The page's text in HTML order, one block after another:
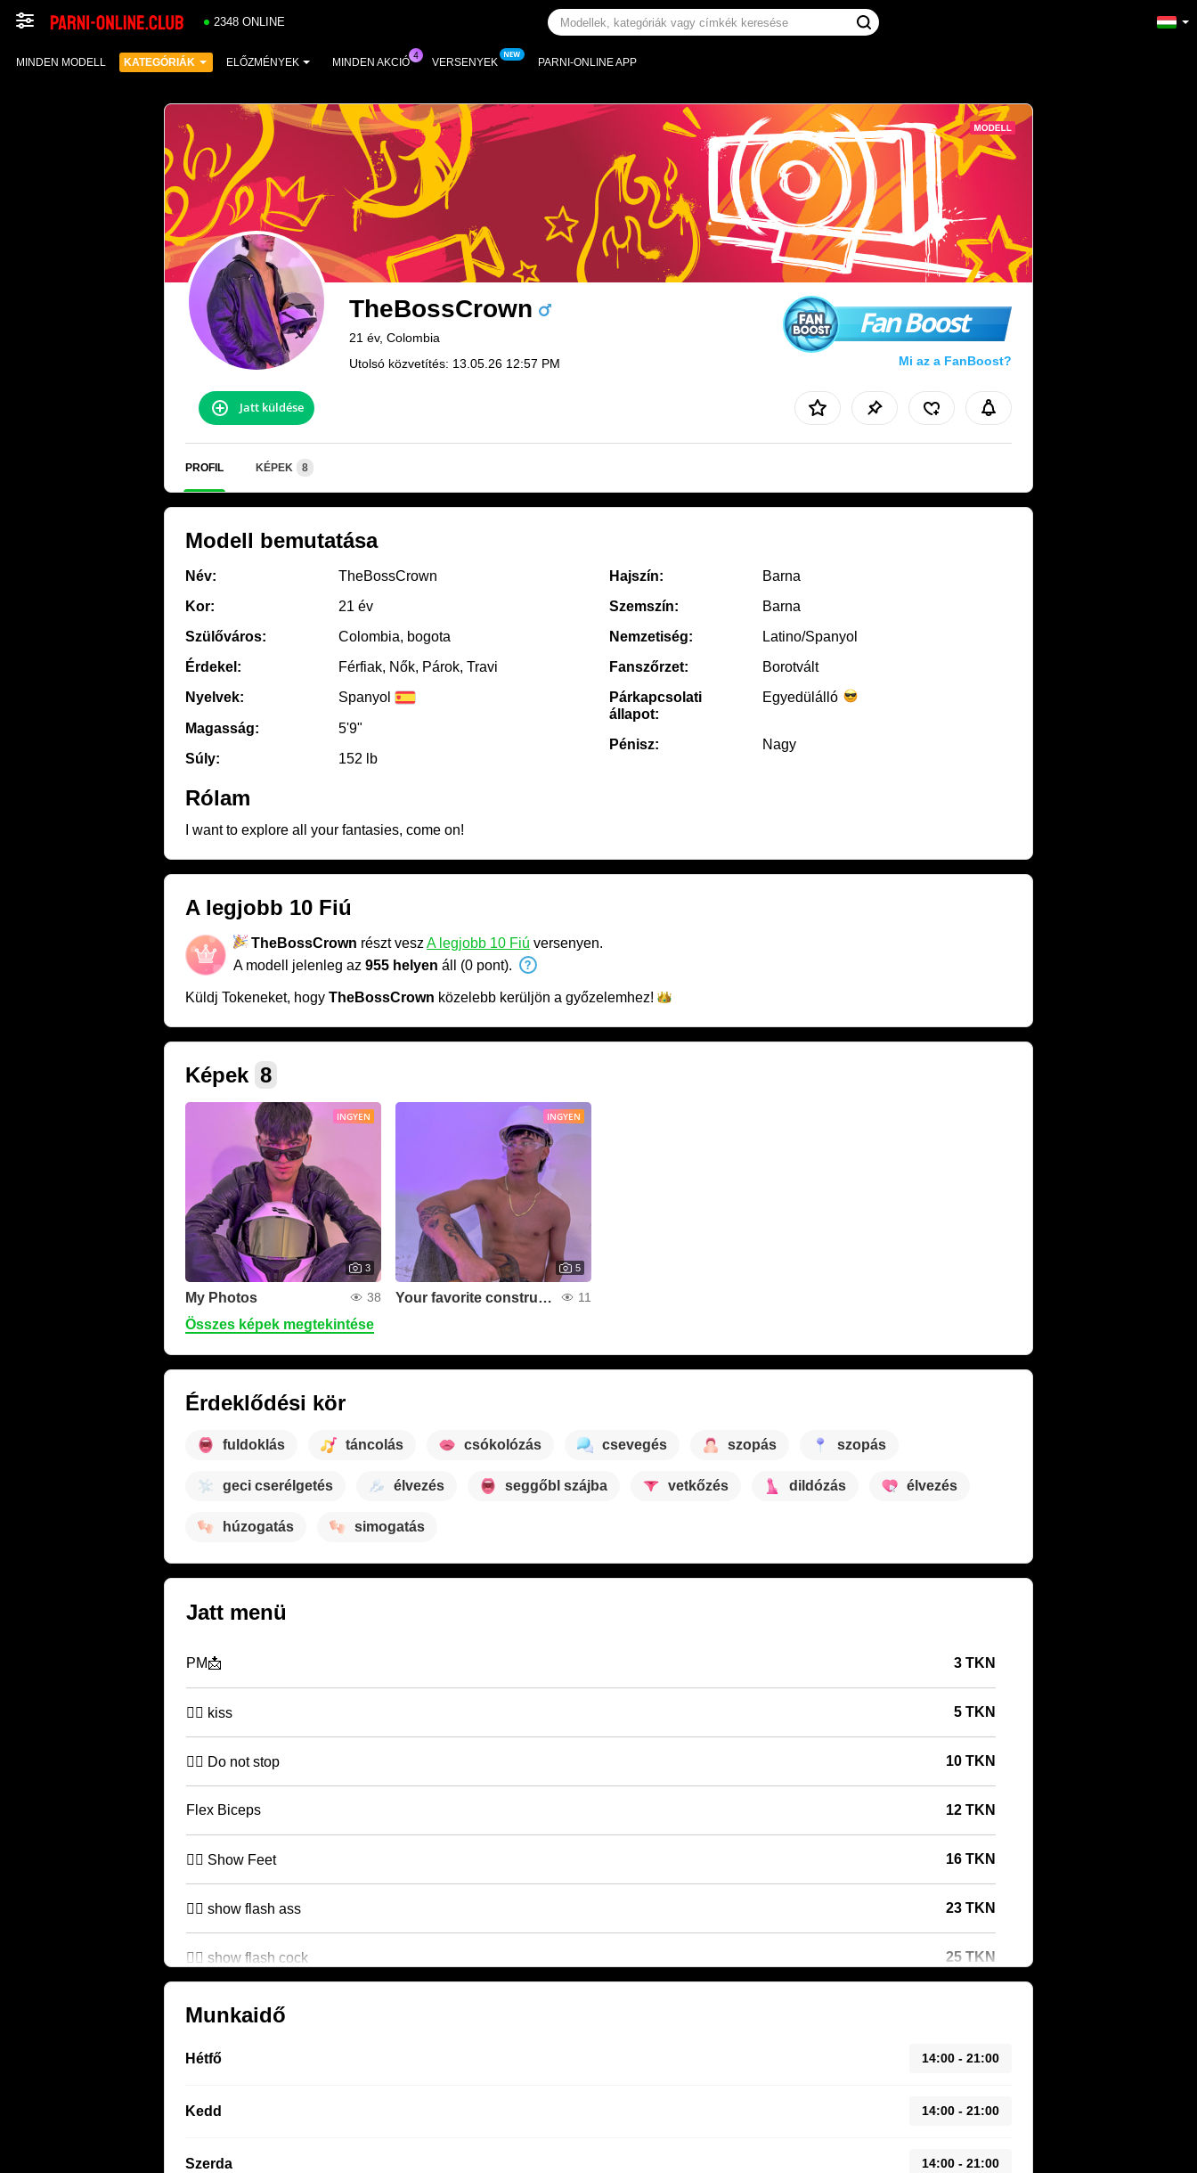
2348 ONLINE
MINDEN MODELL KATEGÓRIÁK ELŐZMÉNYEK MINDEN AKCIÓ VERSENYEK PARNI-ONLINE APP
TheBossCrown
21 év, Colombia
Utolsó közvetítés: 13.05.26 12:57 PM
Fan Boost
Mi az a FanBoost?
Jatt küldése
PROFIL KÉPEK 8
Modell bemutatása
Név:
TheBossCrown
Kor:
21 év
Szülőváros:
Colombia, bogota
Érdekel:
Férfiak, Nők, Párok, Travi
Nyelvek:
Spanyol
Magasság:
5'9"
Súly:
152 lb
Hajszín:
Barna
Szemszín:
Barna
Nemzetiség:
Latino/Spanyol
Fanszőrzet:
Borotvált
Párkapcsolati
állapot:
Egyedülálló
Pénisz: Nagy
Rólam
I want to explore all your fantasies, come on!
A legjobb 10 Fiú
TheBossCrown részt vesz A legjobb 10 Fiú versenyen.
A modell jelenleg az 955 helyen áll (0 pont).
Küldj Tokeneket, hogy TheBossCrown közelebb kerüljön a győzelemhez!
Képek 8
INGYEN
3
My Photos 38
INGYEN
5
Your favorite constructor🛠 11
Összes képek megtekintése
Érdeklődési kör
fuldoklás táncolás csókolózás csevegés szopás szopás
geci cserélgetés élvezés seggőbl szájba vetkőzés dildózás élvezés
húzogatás simogatás
Jatt menü
PM📩 3 TKN
🏴‍☠️ kiss 5 TKN
🏴‍☠️ Do not stop 10 TKN
Flex Biceps 12 TKN
🏴‍☠️ Show Feet 16 TKN
🏴‍☠️ show flash ass 23 TKN
🏴‍☠️ show flash cock 25 TKN
Munkaidő
Hétfő 14:00 - 21:00
Kedd 14:00 - 21:00
Szerda 14:00 - 21:00